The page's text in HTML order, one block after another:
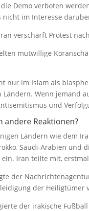
die Demo verboten
nicht im Interesse
verschärft Protest
mutwillige
nur im Islam als
Ländern. Wenn jemand
und
andere Reaktionen?
Ländern wie dem
Saudi-Arabien und
ein. Iran teilte mit,
der
der
der irakische